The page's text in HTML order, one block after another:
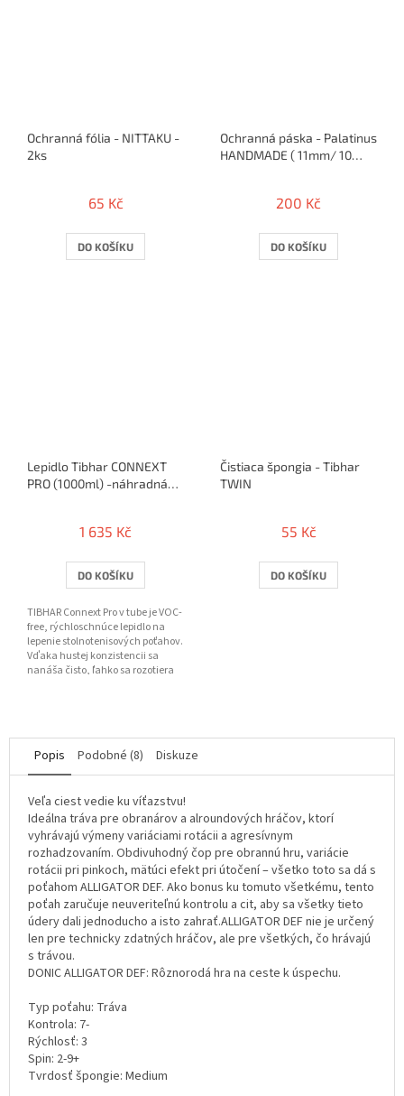
Ochranná fólia - NITTAKU -
2ks
65 Kč
DO KOŠÍKU
Ochranná páska - Palatinus
HANDMADE ( 11mm/ 10
200 Kč
DO KOŠÍKU
Lepidlo Tibhar CONNEXT
PRO (1000ml) -náhradná
1 635 Kč
DO KOŠÍKU
TIBHAR Connext Pro v tube je VOC-
free, rýchloschnúce lepidlo na
lepenie stolnotenisových poťahov.
Vďaka hustej konzistencii sa
nanáša čisto, ľahko sa rozotiera
Čistiaca špongia - Tibhar
TWIN
55 Kč
DO KOŠÍKU
Popis Podobné (8) Diskuze
Veľa ciest vedie ku víťazstvu!
Ideálna tráva pre obranárov a alroundových hráčov, ktorí
vyhrávajú výmeny variáciami rotácii a agresívnym
rozhadzovaním. Obdivuhodný čop pre obrannú hru, variácie
rotácii pri pinkoch, mätúci efekt pri útočení – všetko toto sa dá s
poťahom ALLIGATOR DEF. Ako bonus ku tomuto všetkému, tento
poťah zaručuje neuveriteľnú kontrolu a cit, aby sa všetky tieto
údery dali jednoducho a isto zahrať.ALLIGATOR DEF nie je určený
len pre technicky zdatných hráčov, ale pre všetkých, čo hrávajú
s trávou.
DONIC ALLIGATOR DEF: Rôznorodá hra na ceste k úspechu.
Typ poťahu: Tráva
Kontrola: 7-
Rýchlosť: 3
Spin: 2-9+
Tvrdosť špongie: Medium